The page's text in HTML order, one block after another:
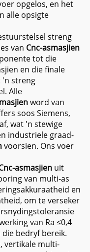
opgelos, en het
alle opsigte
streng
van Cnc-asmasjien
tot die
en die finale
'n streng
Alle
word van
soos Siemens,
wat 'n stewige
industriele graad-
voorsien. Ons voer
asmasjien uit
van multi-as
en
om te verseker
van Ra ≤0,4
bedryf bereik.
vertikale multi-